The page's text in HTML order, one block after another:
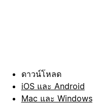
ดาวน์โหลด
iOS และ Android
Mac และ Windows